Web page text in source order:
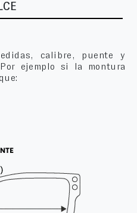
calibre, puente y
ejemplo si la montura